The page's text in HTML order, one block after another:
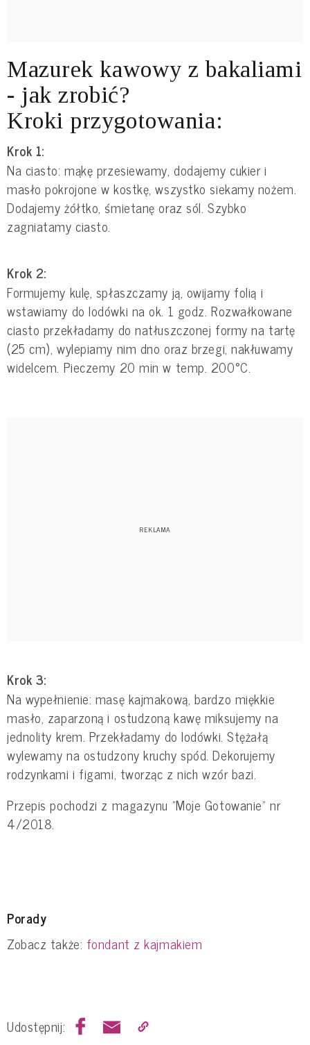
Mazurek kawowy z bakaliami
- jak zrobić?
Kroki przygotowania:
Krok 1:
Na ciasto: mąkę przesiewamy, dodajemy cukier i
masło pokrojone w kostkę, wszystko siekamy nożem.
Dodajemy żółtko, śmietanę oraz sól. Szybko
zagniatamy ciasto.
Krok 2:
Formujemy kulę, spłaszczamy ją, owijamy folią i
wstawiamy do lodówki na ok. 1 godz. Rozwałkowane
ciasto przekładamy do natłuszczonej formy na tartę
(25 cm), wylepiamy nim dno oraz brzegi, nakłuwamy
widelcem. Pieczemy 20 min w temp. 200°C.
Krok 3:
Na wypełnienie: masę kajmakową, bardzo miękkie
masło, zaparzoną i ostudzoną kawę miksujemy na
jednolity krem. Przekładamy do lodówki. Stężałą
wylewamy na ostudzony kruchy spód. Dekorujemy
rodzynkami i figami, tworząc z nich wzór bazi.
Przepis pochodzi z magazynu "Moje Gotowanie" nr
4/2018.
Porady
Zobacz także: fondant z kajmakiem
Udostępnij: